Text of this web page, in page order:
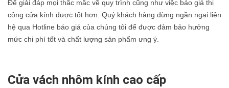
Để giải đáp mọi thắc mắc về quy trình cũng như việc báo giá thi
công cửa kính được tốt hơn. Quý khách hàng đừng ngần ngại liên
hệ qua Hotline báo giá của chúng tôi để được đảm bảo hưởng
mức chi phí tốt và chất lượng sản phẩm ưng ý.
Cửa vách nhôm kính cao cấp